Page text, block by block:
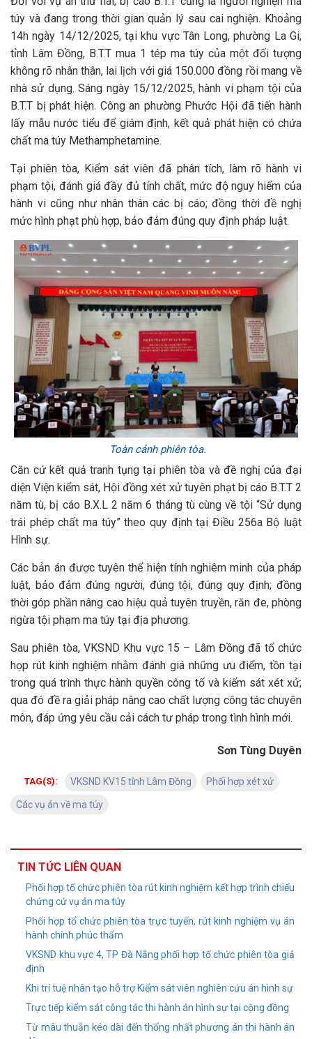
túy và đang trong thời gian quản lý sau cai nghiện. Khoảng
14h ngày 14/12/2025, tại khu vực Tân Long, phường La Gi,
tỉnh Lâm Đồng, B.T.T mua 1 tép ma túy của một đối tượng
không rõ nhân thân, lai lịch với giá 150.000 đồng rồi mang về
nhà sử dụng. Sáng ngày 15/12/2025, hành vi phạm tội của
B.T.T bị phát hiện. Công an phường Phước Hội đã tiến hành
lấy mẫu nước tiểu để giám định, kết quả phát hiện có chứa
chất ma túy Methamphetamine.
Tại phiên tòa, Kiểm sát viên đã phân tích, làm rõ hành vi
phạm tội, đánh giá đầy đủ tính chất, mức độ nguy hiểm của
hành vi cũng như nhân thân các bị cáo; đồng thời đề nghị
mức hình phạt phù hợp, bảo đảm đúng quy định pháp luật.
Toàn cảnh phiên tòa.
Căn cứ kết quả tranh tụng tại phiên tòa và đề nghị của đại
diện Viện kiểm sát, Hội đồng xét xử tuyên phạt bị cáo B.T.T 2
năm tù, bị cáo B.X.L 2 năm 6 tháng tù cùng về tội “Sử dụng
trái phép chất ma túy” theo quy định tại Điều 256a Bộ luật
Hình sự.
Các bản án được tuyên thể hiện tính nghiêm minh của pháp
luật, bảo đảm đúng người, đúng tội, đúng quy định; đồng
thời góp phần nâng cao hiệu quả tuyên truyền, răn đe, phòng
ngừa tội phạm ma túy tại địa phương.
Sau phiên tòa, VKSND Khu vực 15 – Lâm Đồng đã tổ chức
họp rút kinh nghiệm nhằm đánh giá những ưu điểm, tồn tại
trong quá trình thực hành quyền công tố và kiểm sát xét xử;
qua đó đề ra giải pháp nâng cao chất lượng công tác chuyên
môn, đáp ứng yêu cầu cải cách tư pháp trong tình hình mới.
Sơn Tùng Duyên
TAG(S): VKSND KV15 tỉnh Lâm Đồng Phối hợp xét xử
Các vụ án về ma túy
TIN TỨC LIÊN QUAN
Phối hợp tổ chức phiên tòa rút kinh nghiệm kết hợp trình chiếu
chứng cứ vụ án ma túy
Phối hợp tổ chức phiên tòa trực tuyến, rút kinh nghiệm vụ án
hành chính phúc thẩm
VKSND khu vực 4, TP Đà Nẵng phối hợp tổ chức phiên tòa giả
định
Khi trí tuệ nhân tạo hỗ trợ Kiểm sát viên nghiên cứu án hình sự
Trực tiếp kiểm sát công tác thi hành án hình sự tại cộng đồng
Từ mâu thuẫn kéo dài đến thống nhất phương án thi hành án